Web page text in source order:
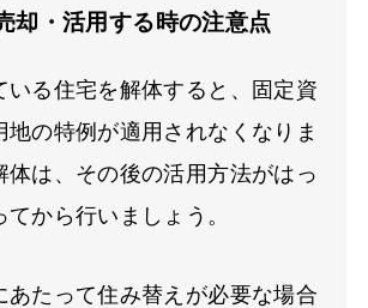
却・活用する時の注意点
いる住宅を解体すると、固定資
地の特例が適用されなくなりま
体は、その後の活用方法がはっ
から行いましょう。
あたって住み替えが必要な場合